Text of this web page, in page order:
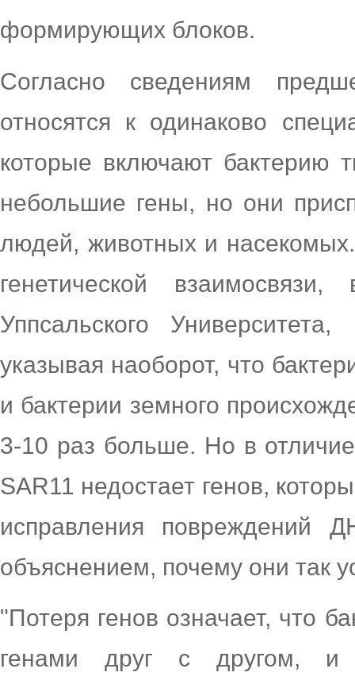
формирующих блоков.
Согласно сведениям
относятся к одинаково
которые включают бактерию
небольшие гены, но они
людей, животных и
генетической
Уппсальского
указывая наоборот, что
и бактерии земного
3-10 раз больше. Но в
SAR11 недостает генов,
исправления повреждений
объяснением, почему они так
"Потеря генов означает, что
генами друг с другом, и